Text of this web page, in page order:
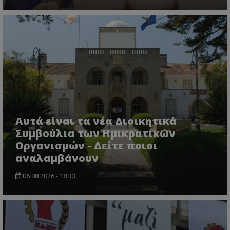
Αυτά είναι τα νέα Διοικητικά
Συμβούλια των Ημικρατικών
Οργανισμών - Δείτε ποιοι
αναλαμβάνουν
06.08.2026 - 18:33
ASP.NET_SessionId
Microsoft Corporation
VISITOR_PRIVACY_METADATA
.youtube.com